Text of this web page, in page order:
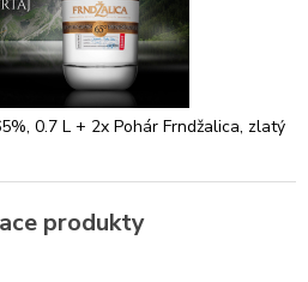
0.7 L + 2x Pohár Frndžalica, zlatý
produkty